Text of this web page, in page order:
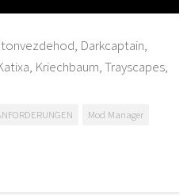
Darkcaptain,
Kriechbaum, Trayscapes,
Mod Manager